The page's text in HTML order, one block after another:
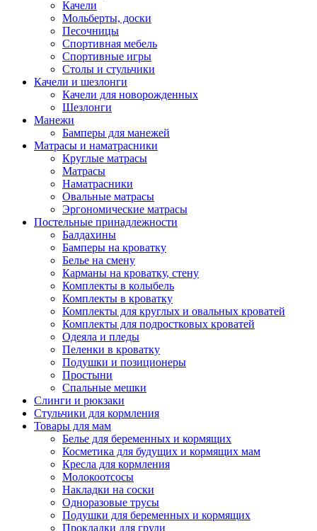
Качели
Мольберты, доски
Песочницы
Спортивная мебель
Спортивные игры
Столы и стульчики
Качели и шезлонги
Качели для новорожденных
Шезлонги
Манежи
Бамперы для манежей
Матрасы и наматрасники
Круглые матрасы
Матрасы
Наматрасники
Овальные матрасы
Эргономические матрасы
Постельные принадлежности
Балдахины
Бамперы на кроватку
Белье на смену
Карманы на кроватку, стену
Комплекты в колыбель
Комплекты в кроватку
Комплекты для круглых и овальных кроватей
Комплекты для подростковых кроватей
Одеяла и пледы
Пеленки в кроватку
Подушки и позиционеры
Простыни
Спальные мешки
Слинги и рюкзаки
Стульчики для кормления
Товары для мам
Белье для беременных и кормящих
Косметика для будущих и кормящих мам
Кресла для кормления
Молокоотсосы
Накладки на соски
Одноразовые трусы
Подушки для беременных и кормящих
Прокладки для груди